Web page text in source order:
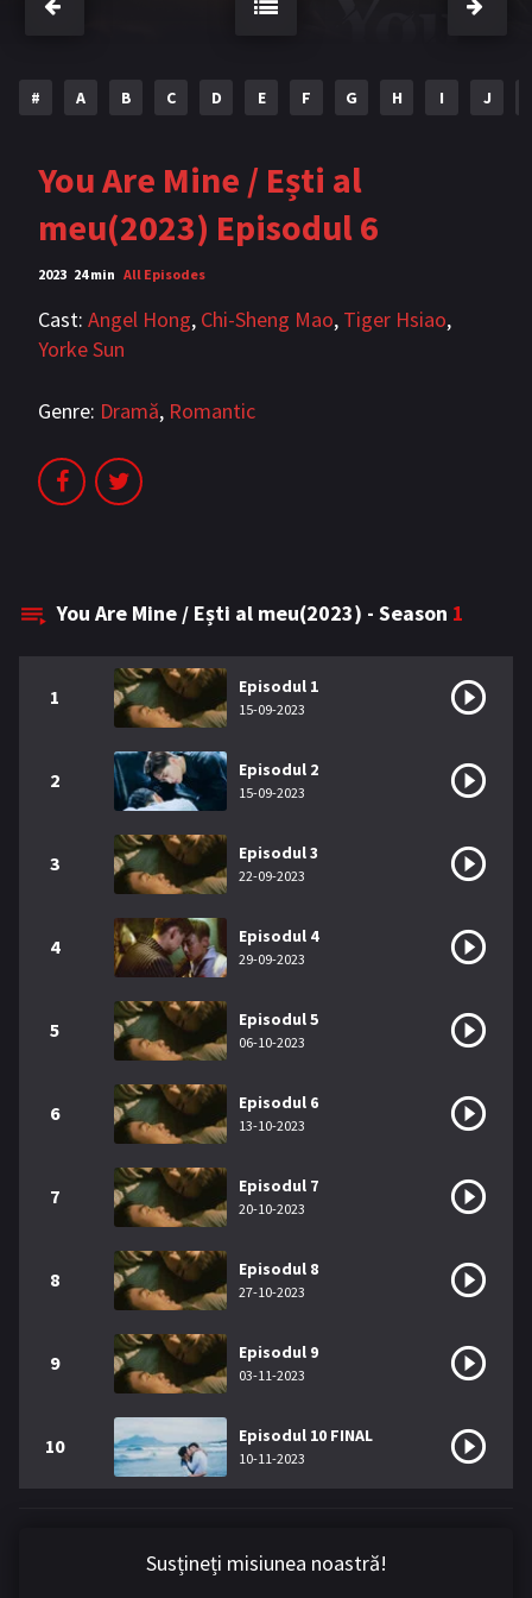
BLOG
Articole Cărți traduse
Muzică
RECOMANDĂRI PROIECTE
Contul meu
# A B C D E F G H I J
You Are Mine / Ești al
meu(2023) Episodul 6
2023 24 min All Episodes
Cast: Angel Hong, Chi-Sheng Mao, Tiger Hsiao,
Yorke Sun
Genre: Dramă, Romantic
You Are Mine / Ești al meu(2023) - Season 1
1 Episodul 1
15-09-2023
2 Episodul 2
15-09-2023
3 Episodul 3
22-09-2023
4 Episodul 4
29-09-2023
5 Episodul 5
06-10-2023
6 Episodul 6
13-10-2023
7 Episodul 7
20-10-2023
8 Episodul 8
27-10-2023
9 Episodul 9
03-11-2023
10 Episodul 10 FINAL
10-11-2023
Susțineți misiunea noastră!